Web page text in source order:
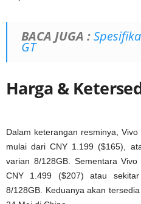
BACA JUGA :
GT
Harga &
Dalam keterangan resminya,
mulai dari CNY 1.199 ($165),
varian 8/128GB. Sementara
CNY 1.499 ($207) atau
8/128GB. Keduanya akan